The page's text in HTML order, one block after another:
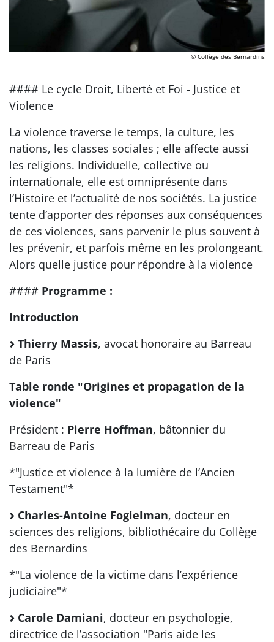
© Collège des Bernardins
#### Le cycle Droit, Liberté et Foi - Justice et
Violence
La violence traverse le temps, la culture, les
nations, les classes sociales ; elle affecte aussi
les religions. Individuelle, collective ou
internationale, elle est omniprésente dans
l’Histoire et l’actualité de nos sociétés. La justice
tente d’apporter des réponses aux conséquences
de ces violences, sans parvenir le plus souvent à
les prévenir, et parfois même en les prolongeant.
Alors quelle justice pour répondre à la violence
#### Programme :
Introduction
Thierry Massis, avocat honoraire au Barreau
de Paris
Table ronde "Origines et propagation de la
violence"
Président : Pierre Hoffman, bâtonnier du
Barreau de Paris
*"Justice et violence à la lumière de l’Ancien
Testament"*
Charles-Antoine Fogielman, docteur en
sciences des religions, bibliothécaire du Collège
des Bernardins
*"La violence de la victime dans l’expérience
judiciaire"*
Carole Damiani, docteur en psychologie,
directrice de l’association "Paris aide les